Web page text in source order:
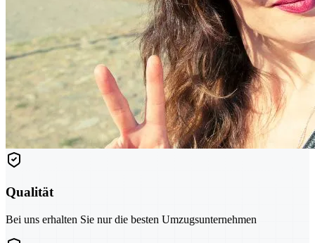
Qualität
Bei uns erhalten Sie nur die besten Umzugsunternehmen